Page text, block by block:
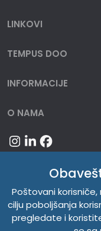
LINKOVI
TEMPUS DOO
INFORMACIJE
O NAMA
Poštovani
cilju poboljšanja
pregledate i